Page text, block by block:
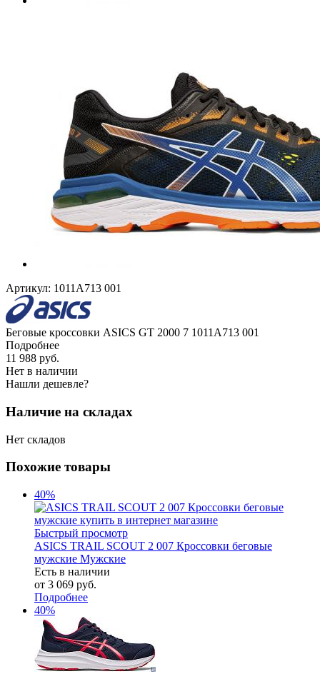
Артикул: 1011A713 001
Беговые кроссовки ASICS GT 2000 7 1011A713 001
Подробнее
11 988 руб.
Нет в наличии
Нашли дешевле?
Наличие на складах
Нет складов
Похожие товары
40%
Быстрый просмотр
ASICS TRAIL SCOUT 2 007 Кроссовки беговые
мужские Мужские
Есть в наличии
от 3 069 руб.
Подробнее
40%